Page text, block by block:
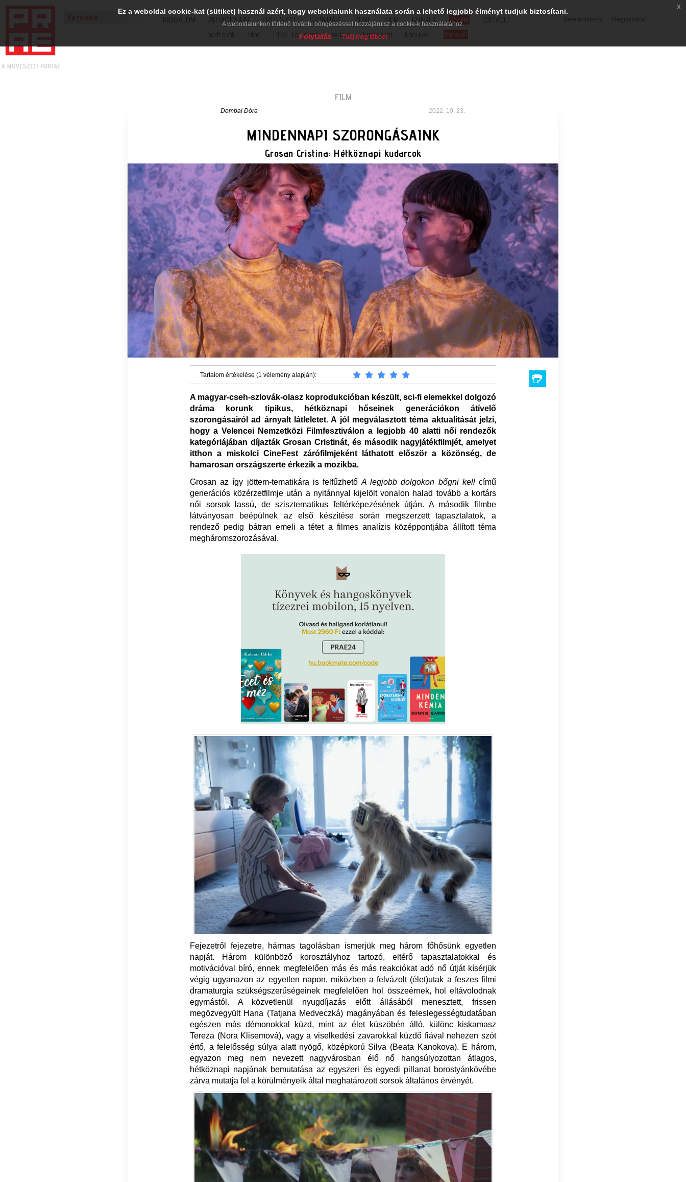
Bejelentkezés Regisztráció
IRODALOM ART&DESIGN ÉPÍTÉSZET SZÍNHÁZ ZENE FILM GYEREK KSMM
220VOLT
portfóliók
blog PRAE folyóirat petíció lapcsalád könyvek hírlevél
FILM
Dombai Dóra 2022. 10. 23.
MINDENNAPI SZORONGÁSAINK
Grosan Cristina: Hétköznapi kudarcok
Tartalom értékelése (1 vélemény alapján):
A magyar-cseh-szlovák-olasz koprodukcióban készült, sci-fi elemekkel dolgozó
dráma korunk tipikus, hétköznapi hőseinek generációkon átívelő
szorongásairól ad árnyalt látleletet. A jól megválasztott téma aktualitását jelzi,
hogy a Velencei Nemzetközi Filmfesztiválon a legjobb 40 alatti női rendezők
kategóriájában díjazták Grosan Cristinát, és második nagyjátékfilmjét, amelyet
itthon a miskolci CineFest zárófilmjeként láthatott először a közönség, de
hamarosan országszerte érkezik a mozikba.
Grosan az így jöttem-tematikára is felfűzhetőA legjobb dolgokon bőgni kell című
generációs közérzetfilmje után a nyitánnyal kijelölt vonalon halad tovább a kortárs
női sorsok lassú, de szisztematikus feltérképezésének útján. A második filmbe
látványosan beépülnek az első készítése során megszerzett tapasztalatok, a
rendező pedig bátran emeli a tétet a filmes analízis középpontjába állított téma
megháromszorozásával.
Fejezetről fejezetre, hármas tagolásban ismerjük meg három főhősünk egyetlen
napját. Három különböző korosztályhoz tartozó, eltérő tapasztalatokkal és
motivációval bíró, ennek megfelelően más és más reakciókat adó nő útját kísérjük
végig ugyanazon az egyetlen napon, miközben a felvázolt (élet)utak a feszes filmi
dramaturgia szükségszerűségeinek megfelelően hol összeérnek, hol eltávolodnak
egymástól. A közvetlenül nyugdíjazás előtt állásából menesztett, frissen
megözvegyült Hana (Tatjana Medveczká) magányában és feleslegességtudatában
egészen más démonokkal küzd, mint az élet küszöbén álló, különc kiskamasz
Tereza (Nora Klisemová), vagy a viselkedési zavarokkal küzdő fiával nehezen szót
értő, a felelősség súlya alatt nyögő, középkorú Silva (Beata Kanokova). E három,
egyazon meg nem nevezett nagyvárosban élő nő hangsúlyozottan átlagos,
hétköznapi napjának bemutatása az egyszeri és egyedi pillanat borostyánkövébe
zárva mutatja fel a körülményeik által meghatározott sorsok általános érvényét.
Ez a weboldal cookie-kat (sütiket) használ azért, hogy weboldalunk használata során a lehető legjobb élményt tudjuk biztosítani.
A weboldalunkon történő további böngészéssel hozzájárulsz a cookie-k használatához.
Folytatás Tudj meg többet
x